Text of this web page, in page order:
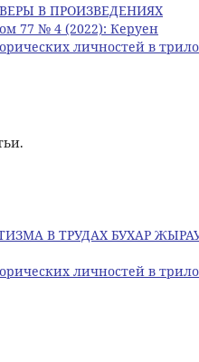
В ПРОИЗВЕДЕНИЯХ
77 № 4 (2022): Керуен
личностей в
В ТРУДАХ БУХАР
личностей в